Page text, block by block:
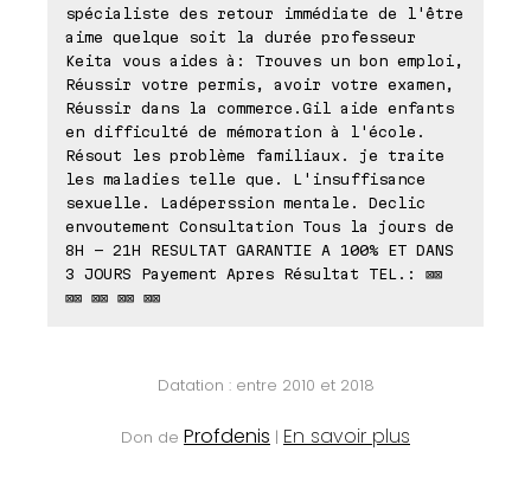
spécialiste des retour immédiate de l'être
aime quelque soit la durée professeur
Keita vous aides à: Trouves un bon emploi,
Réussir votre permis, avoir votre examen,
Réussir dans la commerce.Gil aide enfants
en difficulté de mémoration à l'école.
Résout les problème familiaux. je traite
les maladies telle que. L'insuffisance
sexuelle. Ladéperssion mentale. Declic
envoutement Consultation Tous la jours de
8H - 21H RESULTAT GARANTIE A 100% ET DANS
3 JOURS Payement Apres Résultat TEL.: ⊠⊠
⊠⊠ ⊠⊠ ⊠⊠ ⊠⊠
Datation : entre 2010 et 2018
Don de Profdenis | En savoir plus